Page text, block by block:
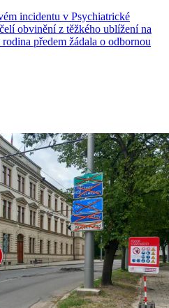
incidentu v Psychiatrické
obvinění z těžkého ublížení na
předem žádala o odbornou